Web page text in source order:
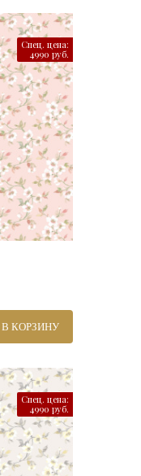
Спец. цена:
4990 руб.
В КОРЗИНУ
Спец. цена:
4990 руб.